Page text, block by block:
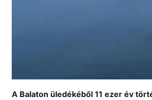
A Balaton üledékéből 11 ezer év